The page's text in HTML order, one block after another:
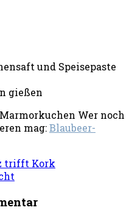
und Speisepaste
gießen
Wer noch
mag:Blaubeer-
trifft Kork